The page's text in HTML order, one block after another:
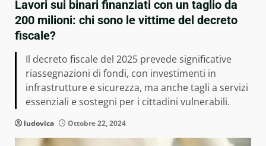
Lavori sui binari finanziati con un taglio da
200 milioni: chi sono le vittime del decreto
fiscale?
Il decreto fiscale del 2025 prevede significative
riassegnazioni di fondi, con investimenti in
infrastrutture e sicurezza, ma anche tagli a servizi
essenziali e sostegni per i cittadini vulnerabili.
ludovica Ottobre 22, 2024